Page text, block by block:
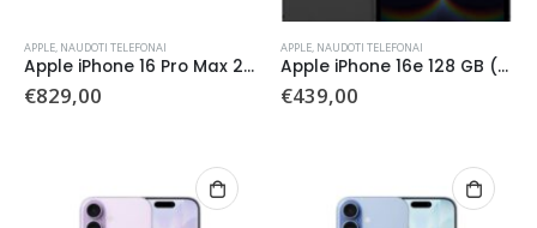
APPLE, NAUDOTI TELEFONAI
Apple iPhone 16 Pro Max 256 GB (Naudotas)
€829,00
APPLE, NAUDOTI TELEFONAI
Apple iPhone 16e 128 GB (Naudotas)
€439,00